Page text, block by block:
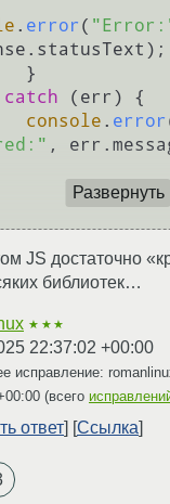
. error (
statusText );
catch (err) {
console . error
, err.
Развернуть
JS достаточно
библиотек…
★★★
22:37:02 +00:00
исправление:
(всего
ответ Ссылка